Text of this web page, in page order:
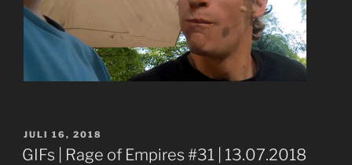
VERÖFFENTLICHT
AM
JULI 16, 2018
GIFs | Rage of Empires #31 | 13.07.2018